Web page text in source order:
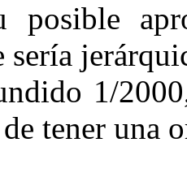
posible
sería
1/
tener una